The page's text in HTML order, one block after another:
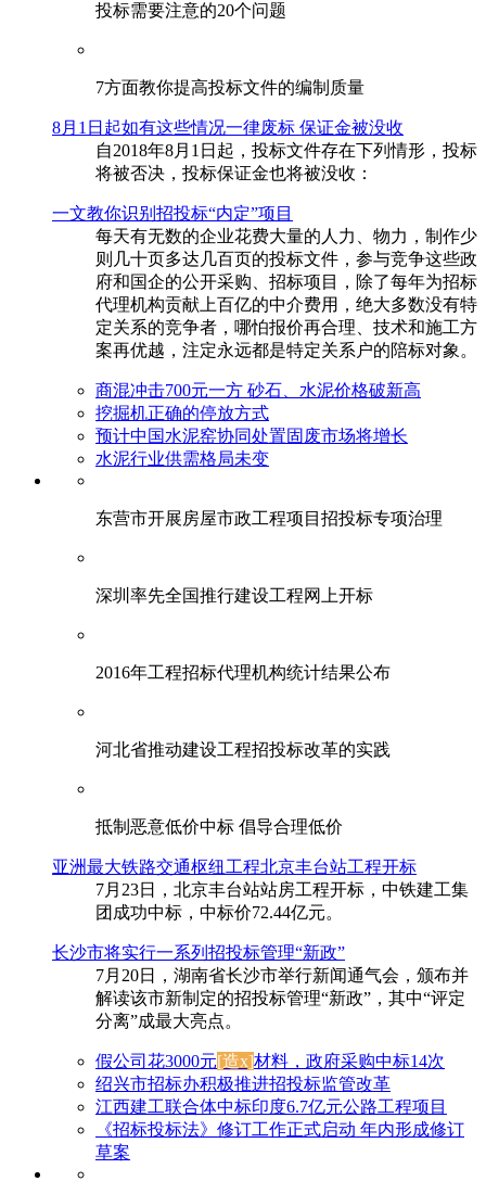
投标需要注意的20个问题
​7方面教你提高投标文件的编制质量
8月1日起如有这些情况一律废标 保证金被没收
自2018年8月1日起，投标文件存在下列情形，投标
将被否决，投标保证金也将被没收：
一文教你识别招投标“内定”项目
每天有无数的企业花费大量的人力、物力，制作少
则几十页多达几百页的投标文件，参与竞争这些政
府和国企的公开采购、招标项目，除了每年为招标
代理机构贡献上百亿的中介费用，绝大多数没有特
定关系的竞争者，哪怕报价再合理、技术和施工方
案再优越，注定永远都是特定关系户的陪标对象。
商混冲击700元一方 砂石、水泥价格破新高
挖掘机正确的停放方式
预计中国水泥窑协同处置固废市场将增长
水泥行业供需格局未变
东营市开展房屋市政工程项目招投标专项治理
深圳率先全国推行建设工程网上开标
2016年工程招标代理机构统计结果公布
河北省推动建设工程招投标改革的实践
抵制恶意低价中标 倡导合理低价
亚洲最大铁路交通枢纽工程北京丰台站工程开标
7月23日，北京丰台站站房工程开标，中铁建工集
团成功中标，中标价72.44亿元。
长沙市将实行一系列招投标管理“新政”
7月20日，湖南省长沙市举行新闻通气会，颁布并
解读该市新制定的招投标管理“新政”，其中“评定
分离”成最大亮点。
假公司花3000元[造x]材料，政府采购中标14次
绍兴市招标办积极推进招投标监管改革
江西建工联合体中标印度6.7亿元公路工程项目
《招标投标法》修订工作正式启动 年内形成修订
草案